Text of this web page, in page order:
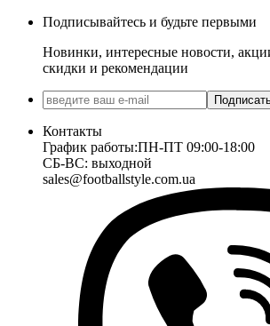
Подписывайтесь и будьте первыми
Новинки, интересные новости,
скидки и рекомендации
Контакты
График работы:ПН-ПТ 09:00-18:00
СБ-ВС: выходной
sales@footballstyle.com.ua